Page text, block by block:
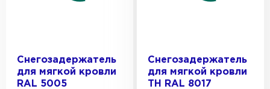
Снегозадержатель
для мягкой кровли
RAL 5005
Снегозадержатель
для мягкой кровли
ТН RAL 8017